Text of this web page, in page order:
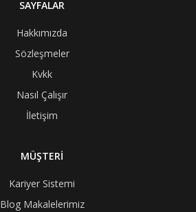
SAYFALAR
Hakkımızda
Sözleşmeler
Kvkk
Nasıl Çalışır
İletişim
MÜŞTERİ
Kariyer Sistemi
Blog Makalelerimiz